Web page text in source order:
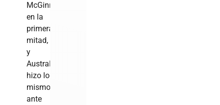
McGinn
en la
primera
mitad,
y
Australia
hizo lo
mismo
ante